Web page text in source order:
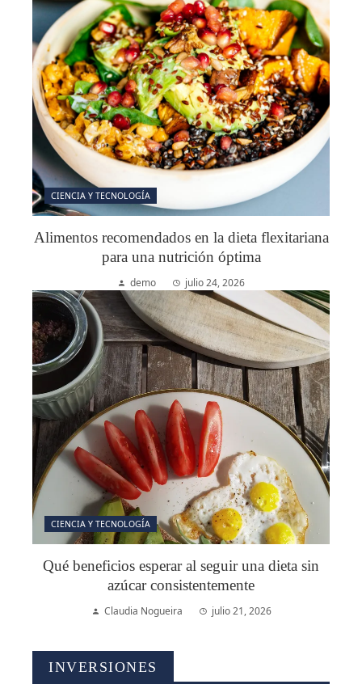
CIENCIA Y TECNOLOGÍA
Alimentos recomendados en la dieta flexitariana
para una nutrición óptima
demo julio 24, 2026
CIENCIA Y TECNOLOGÍA
Qué beneficios esperar al seguir una dieta sin
azúcar consistentemente
Claudia Nogueira julio 21, 2026
INVERSIONES